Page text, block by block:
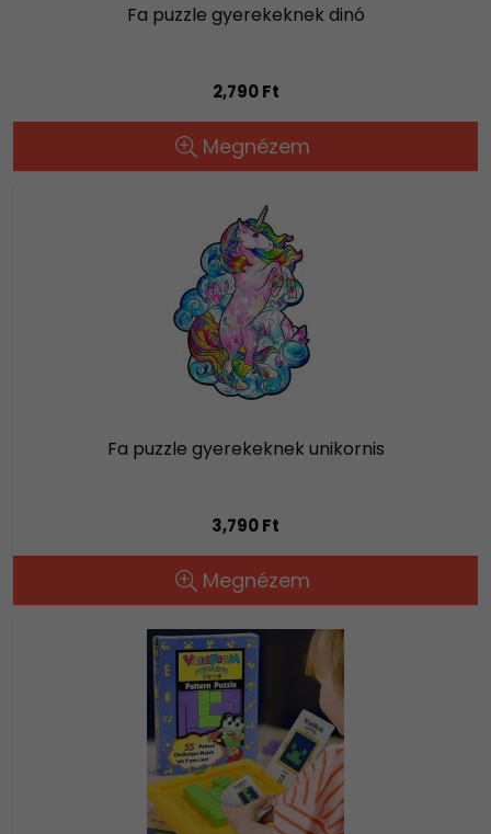
Fa puzzle gyerekeknek dinó
2,790 Ft
Megnézem
Fa puzzle gyerekeknek unikornis
3,790 Ft
Megnézem